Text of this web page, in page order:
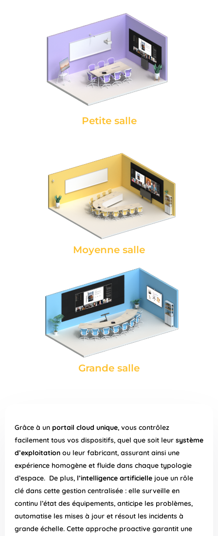
Petite salle
Moyenne salle
Grande salle
Grâce à un portail cloud unique, vous contrôlez
facilement tous vos dispositifs, quel que soit leur système
d’exploitation ou leur fabricant, assurant ainsi une
expérience homogène et fluide dans chaque typologie
d’espace. De plus, l’intelligence artificielle joue un rôle
clé dans cette gestion centralisée : elle surveille en
continu l’état des équipements, anticipe les problèmes,
automatise les mises à jour et résout les incidents à
grande échelle. Cette approche proactive garantit une